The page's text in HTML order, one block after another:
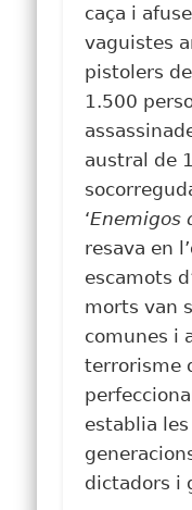
caça i
vaguistes
pistolers
1.500
austral de
‘Enemigos
resava en
escamots
morts van
comunes i
terrorisme
establia les
dictadors i